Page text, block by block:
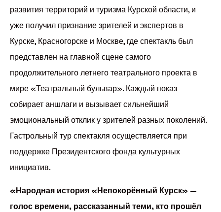
развития территорий и туризма Курской области, и
уже получил признание зрителей и экспертов в
Курске, Красногорске и Москве, где спектакль был
представлен на главной сцене самого
продолжительного летнего театрального проекта в
мире «Театральный бульвар». Каждый показ
собирает аншлаги и вызывает сильнейший
эмоциональный отклик у зрителей разных поколений.
Гастрольный тур спектакля осуществляется при
поддержке Президентского фонда культурных
инициатив.
«Народная история «Непокорённый Курск» —
голос времени, рассказанный теми, кто прошёл